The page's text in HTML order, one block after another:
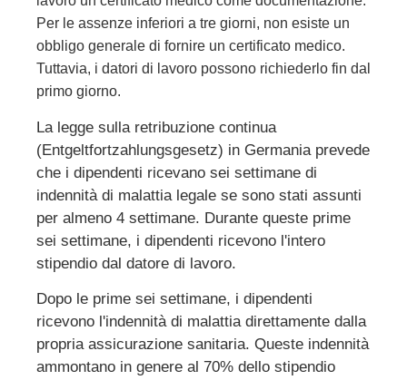
Per le assenze inferiori a tre giorni, non esiste un
obbligo generale di fornire un certificato medico.
Tuttavia, i datori di lavoro possono richiederlo fin dal
primo giorno.
La legge sulla retribuzione continua
(Entgeltfortzahlungsgesetz) in Germania prevede
che i dipendenti ricevano sei settimane di
indennità di malattia legale se sono stati assunti
per almeno 4 settimane. Durante queste prime
sei settimane, i dipendenti ricevono l'intero
stipendio dal datore di lavoro.
Dopo le prime sei settimane, i dipendenti
ricevono l'indennità di malattia direttamente dalla
propria assicurazione sanitaria. Queste indennità
ammontano in genere al 70% dello stipendio